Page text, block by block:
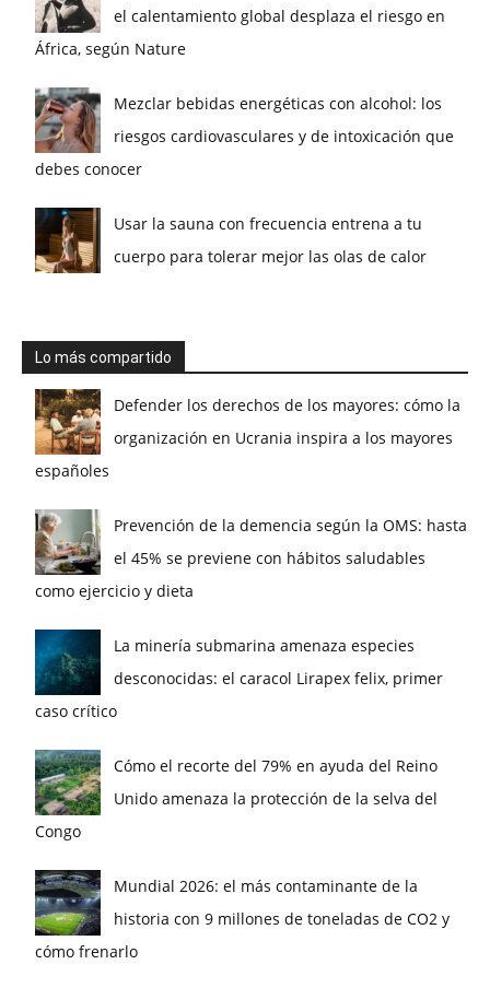
el calentamiento global desplaza el riesgo en
África, según Nature
Mezclar bebidas energéticas con alcohol: los
riesgos cardiovasculares y de intoxicación que
debes conocer
Usar la sauna con frecuencia entrena a tu
cuerpo para tolerar mejor las olas de calor
Lo más compartido
Defender los derechos de los mayores: cómo la
organización en Ucrania inspira a los mayores
españoles
Prevención de la demencia según la OMS: hasta
el 45% se previene con hábitos saludables
como ejercicio y dieta
La minería submarina amenaza especies
desconocidas: el caracol Lirapex felix, primer
caso crítico
Cómo el recorte del 79% en ayuda del Reino
Unido amenaza la protección de la selva del
Congo
Mundial 2026: el más contaminante de la
historia con 9 millones de toneladas de CO2 y
cómo frenarlo